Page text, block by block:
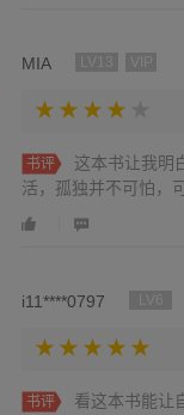
MIA
书评
这本书让我明
活，孤独并不可怕，
i11****0797
书评
看这本书能让